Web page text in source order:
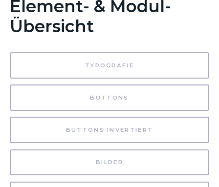
Element- & Modul-
Übersicht
TYPOGRAFIE
BUTTONS
BUTTONS INVERTIERT
BILDER